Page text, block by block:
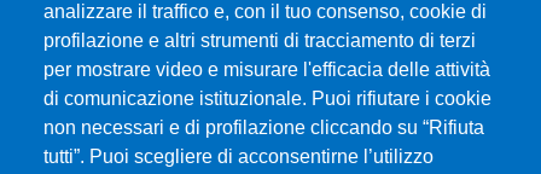
analizzare il traffico e, con il tuo consenso, cookie di
profilazione e altri strumenti di tracciamento di terzi
per mostrare video e misurare l'efficacia delle attività
di comunicazione istituzionale. Puoi rifiutare i cookie
non necessari e di profilazione cliccando su “Rifiuta
tutti”. Puoi scegliere di acconsentirne l’utilizzo
Università degli Studi di Messina
Piazza Pugliatti, 1 - 98122 Messina
Cod. Fiscale 80004070837
P.IVA 00724160833